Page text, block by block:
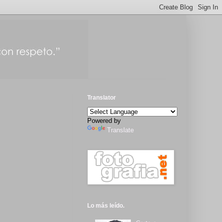
Translator
Powered by
Translate
Lo más leído.